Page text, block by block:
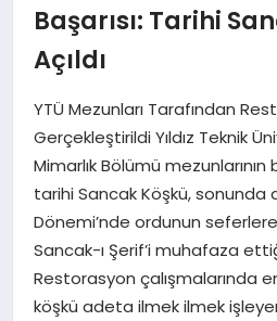
SAĞLIK
EKONOMI
MAGAZIN
EĞITIM
Başarısı: Tarihi
Açıldı
YTÜ Mezunları Tarafından
Gerçekleştirildi Yıldız Teknik
Mimarlık Bölümü
tarihi Sancak Köşkü, sonunda
Dönemi’nde ordunun seferlere
Sancak-ı Şerif’i muhafaza
Restorasyon çalışmalarında
köşkü adeta ilmek ilmek